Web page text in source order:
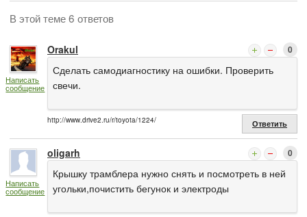
В этой теме 6 ответов
Написать
сообщение
Orakul 0
Сделать самодиагностику на ошибки. Проверить
свечи.
http://www.drive2.ru/r/toyota/1224/ Ответить
Написать
сообщение
oligarh 0
Крышку трамблера нужно снять и посмотреть в ней
угольки,почистить бегунок и электроды